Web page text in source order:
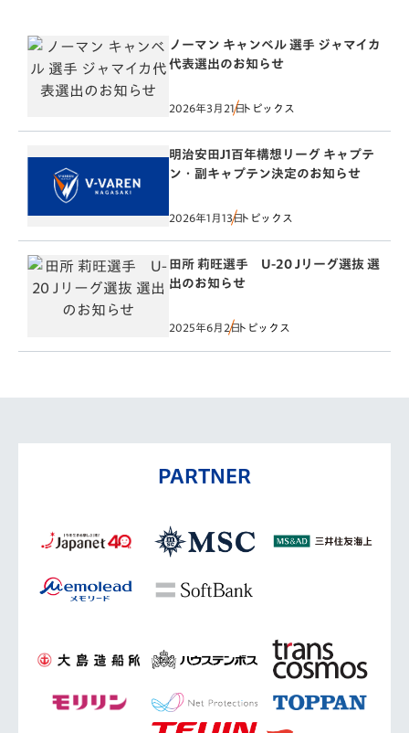
ノーマン キャンベル 選手 ジャマイカ
代表選出のお知らせ
2026年3月21日トピックス
明治安田J1百年構想リーグ キャプテ
ン・副キャプテン決定のお知らせ
2026年1月13日トピックス
田所 莉旺選手 U-20 Jリーグ選抜 選
出のお知らせ
2025年6月2日トピックス
PARTNER